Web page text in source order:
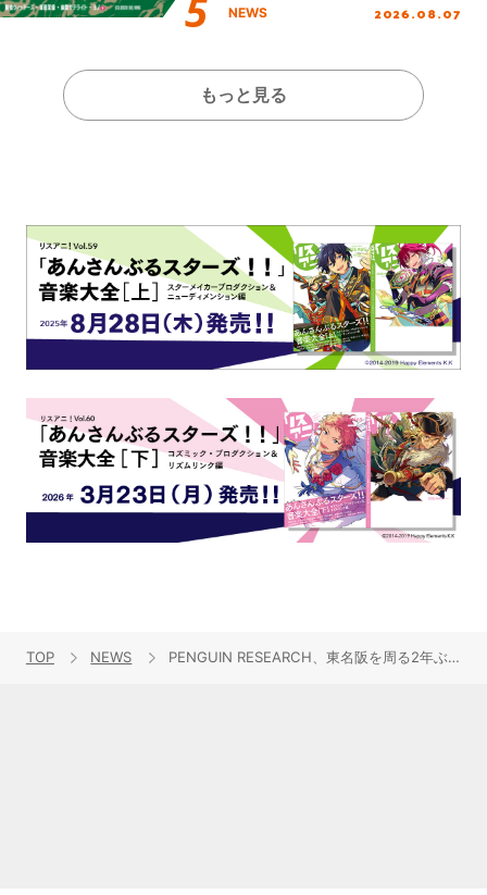
し、初となる第3ステージの
NEWS 2026.08.07
もっと見る
TOP NEWS PENGUIN RESEARCH、東名阪を周る2年ぶりのワンマン・ツアー開催決定！